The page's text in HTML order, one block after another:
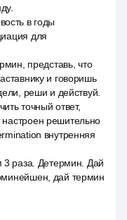
в годы
для
представь, что
и говоришь
реши и действуй.
точный ответ,
решительно
внутренняя
3 раза. Детермин. Дай
дай термин